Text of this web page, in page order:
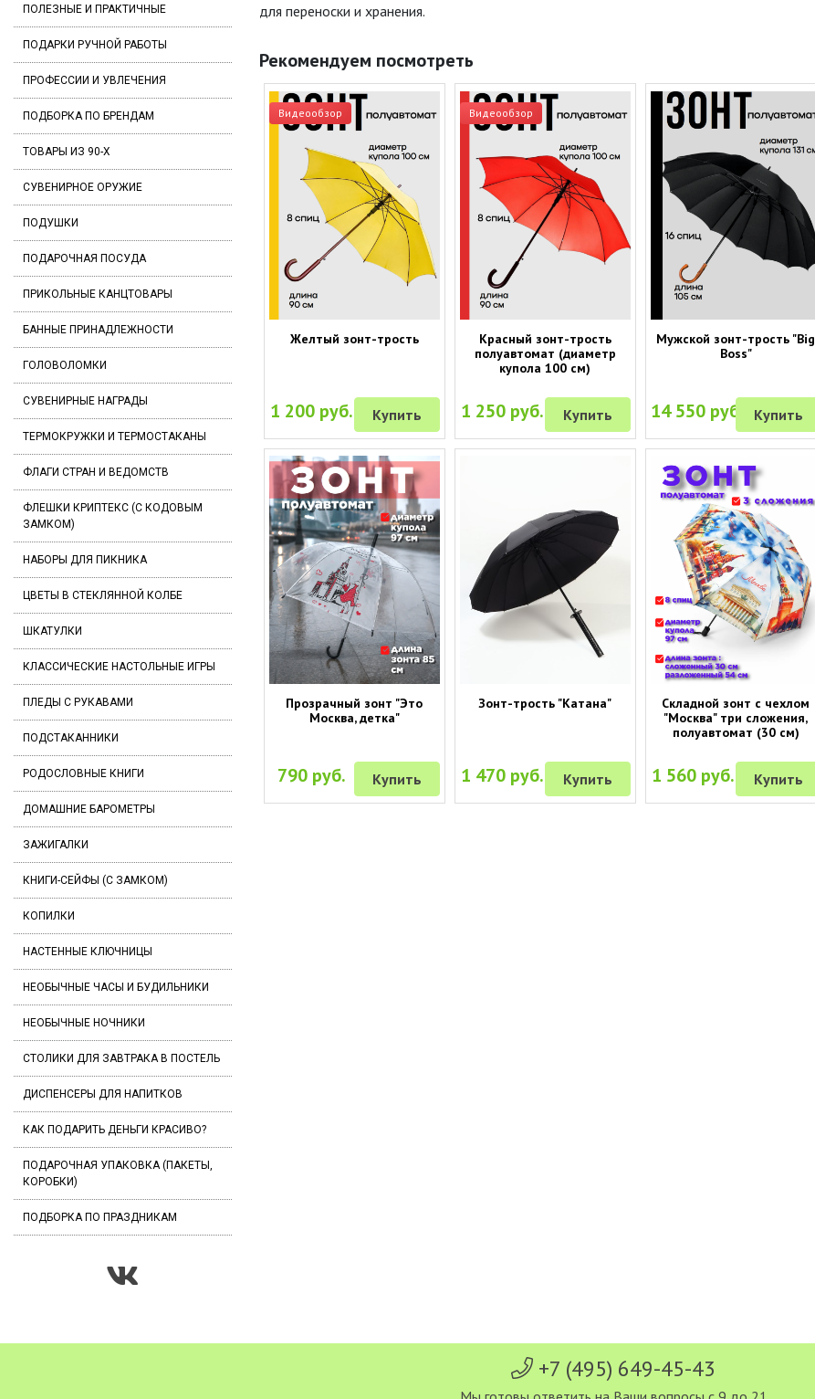
ПОЛЕЗНЫЕ И ПРАКТИЧНЫЕ
ПОДАРКИ РУЧНОЙ РАБОТЫ
ПРОФЕССИИ И УВЛЕЧЕНИЯ
ПОДБОРКА ПО БРЕНДАМ
ТОВАРЫ ИЗ 90-Х
СУВЕНИРНОЕ ОРУЖИЕ
ПОДУШКИ
ПОДАРОЧНАЯ ПОСУДА
ПРИКОЛЬНЫЕ КАНЦТОВАРЫ
БАННЫЕ ПРИНАДЛЕЖНОСТИ
ГОЛОВОЛОМКИ
СУВЕНИРНЫЕ НАГРАДЫ
ТЕРМОКРУЖКИ И ТЕРМОСТАКАНЫ
ФЛАГИ СТРАН И ВЕДОМСТВ
ФЛЕШКИ КРИПТЕКС (С КОДОВЫМ
ЗАМКОМ)
НАБОРЫ ДЛЯ ПИКНИКА
ЦВЕТЫ В СТЕКЛЯННОЙ КОЛБЕ
ШКАТУЛКИ
КЛАССИЧЕСКИЕ НАСТОЛЬНЫЕ ИГРЫ
ПЛЕДЫ С РУКАВАМИ
ПОДСТАКАННИКИ
РОДОСЛОВНЫЕ КНИГИ
ДОМАШНИЕ БАРОМЕТРЫ
ЗАЖИГАЛКИ
КНИГИ-СЕЙФЫ (С ЗАМКОМ)
КОПИЛКИ
НАСТЕННЫЕ КЛЮЧНИЦЫ
НЕОБЫЧНЫЕ ЧАСЫ И БУДИЛЬНИКИ
НЕОБЫЧНЫЕ НОЧНИКИ
СТОЛИКИ ДЛЯ ЗАВТРАКА В ПОСТЕЛЬ
ДИСПЕНСЕРЫ ДЛЯ НАПИТКОВ
КАК ПОДАРИТЬ ДЕНЬГИ КРАСИВО?
ПОДАРОЧНАЯ УПАКОВКА (ПАКЕТЫ,
КОРОБКИ)
ПОДБОРКА ПО ПРАЗДНИКАМ
для переноски и хранения.
Рекомендуем посмотреть
Видеообзор
Желтый зонт-трость
1 200 руб. Купить
Видеообзор
Красный зонт-трость
полуавтомат (диаметр
купола 100 см)
1 250 руб. Купить
Мужской зонт-трость "Big
Boss"
14 550 руб. Купить
Прозрачный зонт "Это
Москва, детка"
790 руб. Купить
Зонт-трость "Катана"
1 470 руб. Купить
Складной зонт с чехлом
"Москва" три сложения,
полуавтомат (30 см)
1 560 руб. Купить
+7 (495) 649-45-43